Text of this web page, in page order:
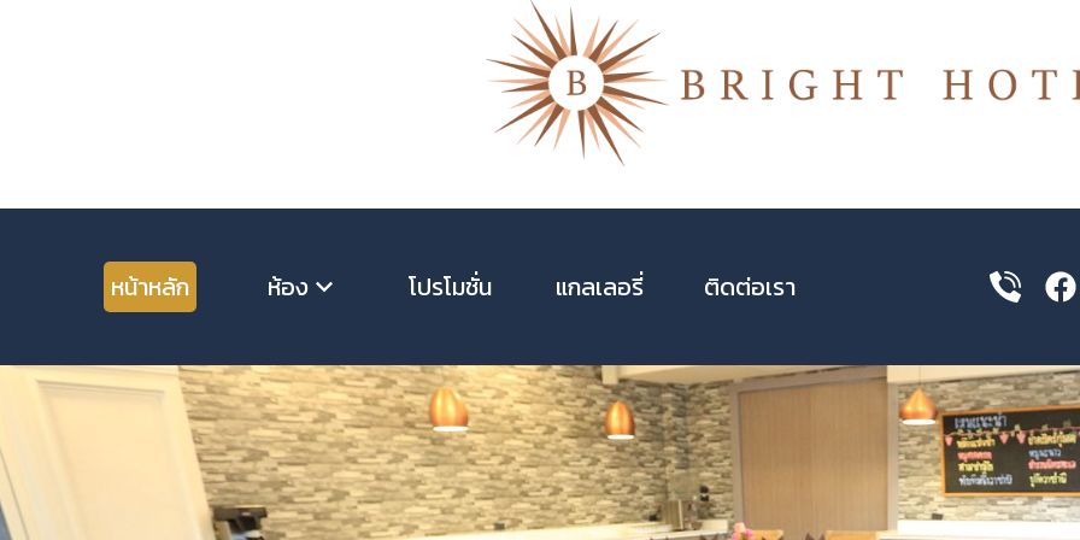
หน้าหลัก ห้อง โปรโมชั่น แกลเลอรี่ ติดต่อเรา